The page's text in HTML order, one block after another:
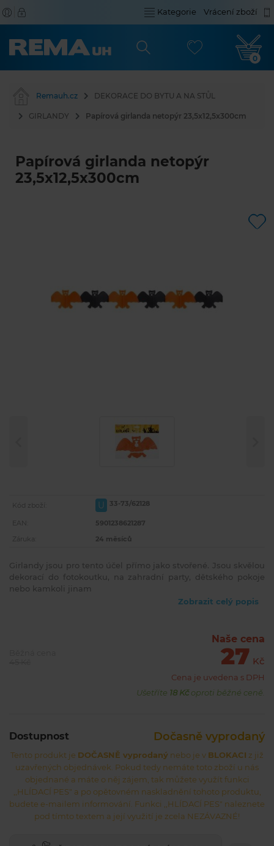
Kategorie Vrácení zboží
0
Remauh.cz DEKORACE DO BYTU A NA STŮL
GIRLANDY Papírová girlanda netopýr 23,5x12,5x300cm
Papírová girlanda netopýr
23,5x12,5x300cm
Kód zboží: U 33-73/62128
EAN:
5901238621287
Záruka:
24 měsíců
Girlandy jsou pro tento účel přímo jako stvořené. Jsou skvělou
dekorací do fotokoutku, na zahradní party, dětského pokoje
nebo kamkoli jinam
Zobrazit celý popis
Naše cena
27 Kč
Cena je uvedena s DPH
Ušetříte 18 Kčoproti běžné ceně.
Dostupnost Dočasně vyprodaný
Tento produkt je DOČASNĚ vyprodaný nebo je v BLOKACI z již
uzavřených objednávek. Pokud tedy nemáte toto zboží u nás
objednané a máte o něj zájem, tak můžete využít funkci
,,HLÍDACÍ PES" a po opětovném naskladnění tohoto produktu,
budete e-mailem informování. Funkci ,,HLÍDACÍ PES" naleznete
pod tímto textem a její využití je zcela NEZÁVAZNÉ!